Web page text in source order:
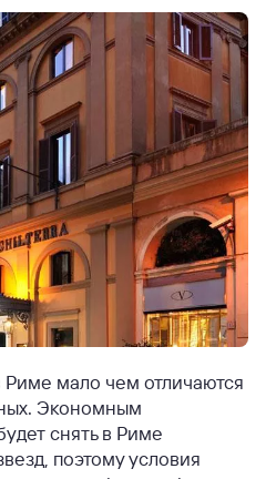
Риме мало чем отличаются
Экономным
снять в Риме
поэтому условия